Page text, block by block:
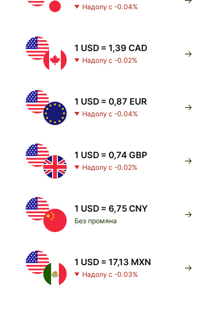
Надолу с -0.04%
1 USD = 1,39 CAD
Надолу с -0.02%
1 USD = 0,87 EUR
Надолу с -0.04%
1 USD = 0,74 GBP
Надолу с -0.02%
1 USD = 6,75 CNY
Без промяна
1 USD = 17,13 MXN
Надолу с -0.03%